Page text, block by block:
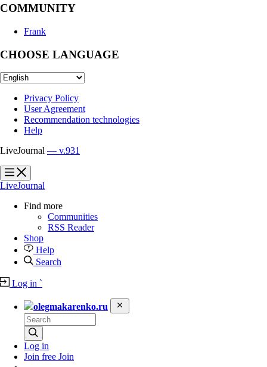
COMMUNITY
Frank
CHOOSE LANGUAGE
Privacy Policy
User Agreement
Recommendation technologies
Help
LiveJournal — v.931
?
?
LiveJournal
Find more
Communities
RSS Reader
Shop
Help
Search
Log in `
olegmakarenko.ru
Log in
Join free Join